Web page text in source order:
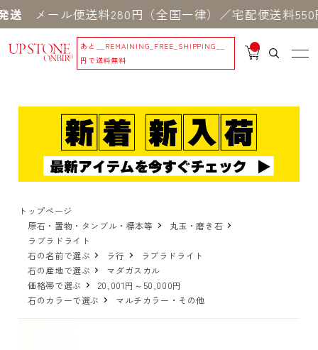
ル便送料280円（全国一律）／宅配便送料550円
あと
__REMAINING_FREE_SHIPPING__
円で送料無料
__
IT
_
トップページ
原石・置物・タンブル・標本等
丸玉・磨き石
ラブラドライト
石の名前で選ぶ
ラ行
ラブラドライト
石の産地で選ぶ
マダガスカル
価格帯で選ぶ
20,001円～50,000円
石のカラーで選ぶ
マルチカラー・その他